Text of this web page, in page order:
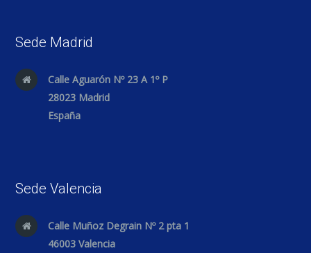
Sede Madrid
Calle Aguarón Nº 23 A 1º P
28023 Madrid
España
Sede Valencia
Calle Muñoz Degrain Nº 2 pta 1
46003 Valencia